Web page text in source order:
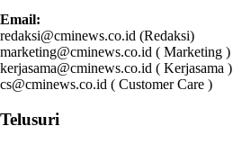
Email:
redaksi@cminews.co.id (Redaksi)
marketing@cminews.co.id ( Marketing )
kerjasama@cminews.co.id ( Kerjasama )
cs@cminews.co.id ( Customer Care )
Telusuri